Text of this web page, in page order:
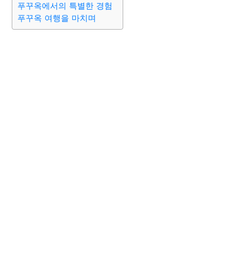
푸꾸옥에서의 특별한 경험
푸꾸옥 여행을 마치며